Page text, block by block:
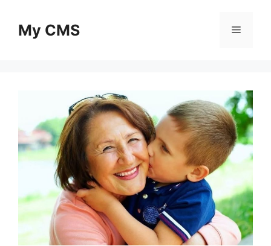
contentMy CMS Menu